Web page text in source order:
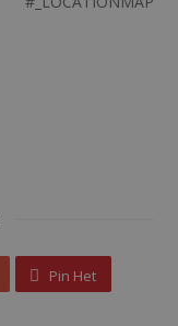
Pin Het